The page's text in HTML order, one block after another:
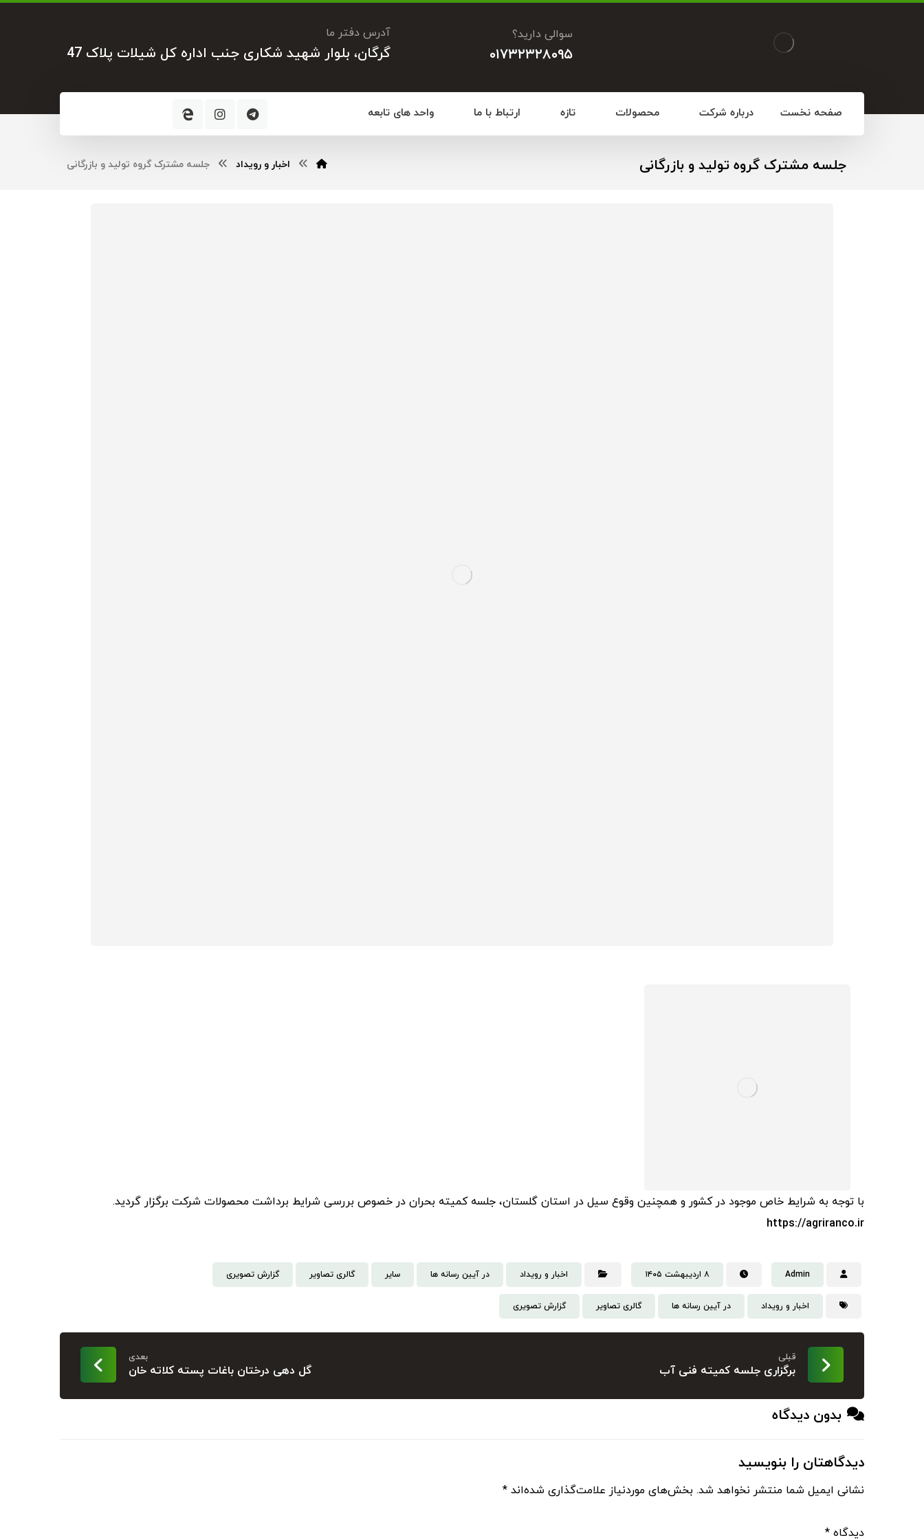
آدرس دفتر ما
گرگان، بلوار شهید شکاری جنب اداره کل شیلات پلاک 47
سوالی دارید؟
۰۱۷۳۲۳۲۸۰۹۵
صفحه نخست درباره شرکت محصولات تازه ارتباط با ما واحد های تابعه
جلسه مشترک گروه تولید و بازرگانی اخبار و رویداد جلسه مشترک گروه تولید و بازرگانی
با توجه به شرایط خاص موجود در کشور و همچنین وقوع سیل در استان گلستان، جلسه کمیته بحران در خصوص بررسی شرایط برداشت محصولات شرکت برگزار گردید.
https://agriranco.ir
Admin ۸ اردیبهشت ۱۴۰۵ اخبار و رویداد در آیین رسانه ها سایر گالری تصاویر گزارش تصویری
اخبار و رویداد در آیین رسانه ها گالری تصاویر گزارش تصویری
قبلی
برگزاری جلسه کمیته فنی آب
بعدی
گل دهی درختان باغات پسته کلاته خان
بدون دیدگاه
دیدگاهتان را بنویسید
نشانی ایمیل شما منتشر نخواهد شد. بخش‌های موردنیاز علامت‌گذاری شده‌اند *
دیدگاه *